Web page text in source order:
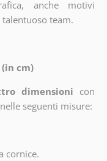
anche motivi
team.
cm)
dimensioni con
seguenti misure:
cornice.